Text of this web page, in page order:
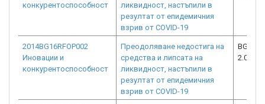
конкурентоспособност
ликвидност, настъпили в
резултат от епидемичния
взрив от COVID-19
2014BG16RFOP002
Иновации и
конкурентоспособност
Преодоляване недостига на
средства и липсата на
ликвидност, настъпили в
резултат от епидемичния
взрив от COVID-19
2.073-